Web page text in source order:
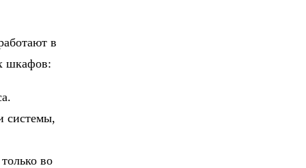
в
шкафов:
системы,
во